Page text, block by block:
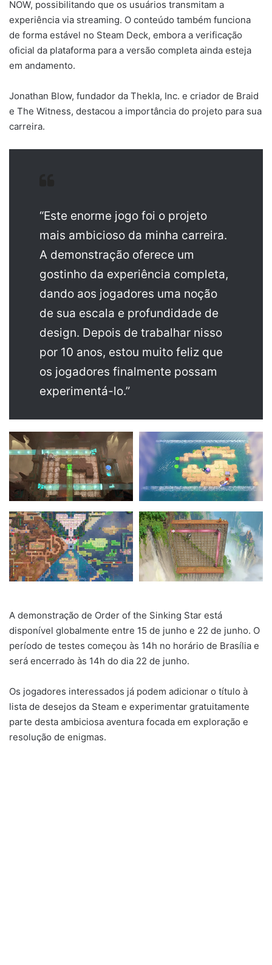
NOW, possibilitando que os usuários transmitam a
experiência via streaming. O conteúdo também funciona
de forma estável no Steam Deck, embora a verificação
oficial da plataforma para a versão completa ainda esteja
em andamento.
Jonathan Blow, fundador da Thekla, Inc. e criador de Braid
e The Witness, destacou a importância do projeto para sua
carreira.
“Este enorme jogo foi o projeto
mais ambicioso da minha carreira.
A demonstração oferece um
gostinho da experiência completa,
dando aos jogadores uma noção
de sua escala e profundidade de
design. Depois de trabalhar nisso
por 10 anos, estou muito feliz que
os jogadores finalmente possam
experimentá-lo.”
A demonstração de Order of the Sinking Star está
disponível globalmente entre 15 de junho e 22 de junho. O
período de testes começou às 14h no horário de Brasília e
será encerrado às 14h do dia 22 de junho.
Os jogadores interessados já podem adicionar o título à
lista de desejos da Steam e experimentar gratuitamente
parte desta ambiciosa aventura focada em exploração e
resolução de enigmas.